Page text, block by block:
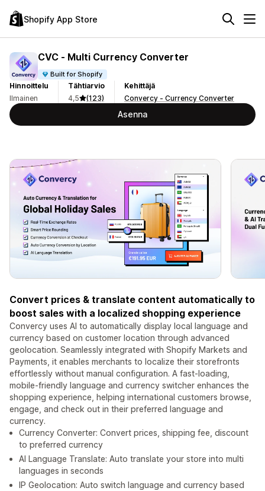
Shopify App Store
CVC ‑ Multi Currency Converter
Built for Shopify
Hinnoittelu
Ilmainen
Tähtiarvio
4,5
(123)
Kehittäjä
Convercy ‑ Currency Converter
Asenna
Convert prices & translate content automatically to
boost sales with a localized shopping experience
Convercy uses AI to automatically display local language and
currency based on customer location through advanced
geolocation. Seamlessly integrated with Shopify Markets and
Payments, it enables merchants to localize their storefronts
effortlessly without manual configuration. A fast-loading,
mobile-friendly language and currency switcher enhances the
shopping experience, helping international customers browse,
engage, and check out in their preferred language and
currency.
Currency Converter: Convert prices, shipping fee, discount
to preferred currency
AI Language Translate: Auto translate your store into multi
languages in seconds
IP Geolocation: Auto switch language and currency based